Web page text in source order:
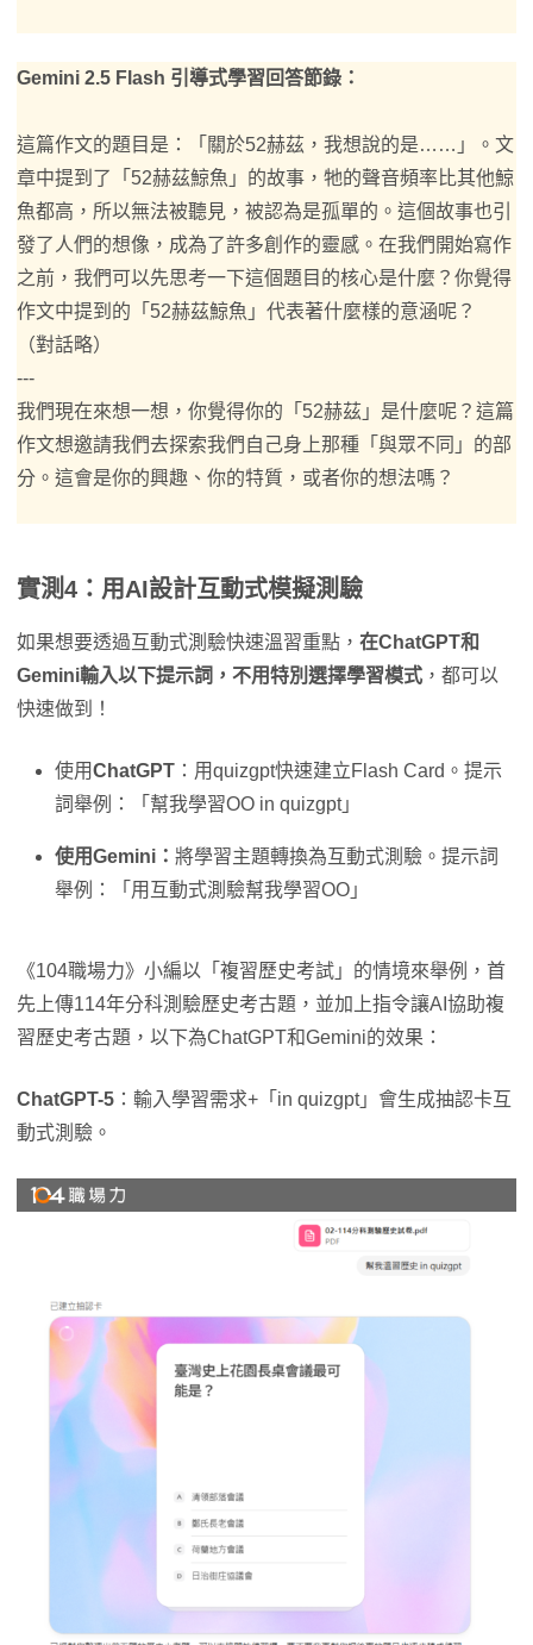
Gemini 2.5 Flash 引導式學習回答節錄：
這篇作文的題目是：「關於52赫茲，我想說的是……」。文
章中提到了「52赫茲鯨魚」的故事，牠的聲音頻率比其他鯨
魚都高，所以無法被聽見，被認為是孤單的。這個故事也引
發了人們的想像，成為了許多創作的靈感。在我們開始寫作
之前，我們可以先思考一下這個題目的核心是什麼？你覺得
作文中提到的「52赫茲鯨魚」代表著什麼樣的意涵呢？
（對話略）
---
我們現在來想一想，你覺得你的「52赫茲」是什麼呢？這篇
作文想邀請我們去探索我們自己身上那種「與眾不同」的部
分。這會是你的興趣、你的特質，或者你的想法嗎？
實測4：用AI設計互動式模擬測驗
如果想要透過互動式測驗快速溫習重點， 在ChatGPT和
Gemini輸入以下提示詞，不用特別選擇學習模式 ，都可以
快速做到！
使用ChatGPT ：用quizgpt快速建立Flash Card。提示
詞舉例：「幫我學習OO in quizgpt」
使用Gemini： 將學習主題轉換為互動式測驗。提示詞
舉例：「用互動式測驗幫我學習OO」
《104職場力》小編以「複習歷史考試」的情境來舉例，首
先上傳114年分科測驗歷史考古題，並加上指令讓AI協助複
習歷史考古題，以下為ChatGPT和Gemini的效果：
ChatGPT-5 ：輸入學習需求+「in quizgpt」會生成抽認卡互
動式測驗。